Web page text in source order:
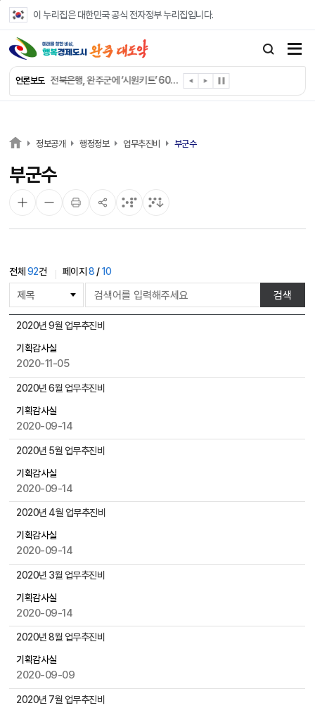
이 누리집은 대한민국 공식 전자정부 누리집입니다.
언론보도
완주 청소년, 삼성 임직원 만나 미래 진로 그린다
전북은행, 완주군에 ‘시원키트’ 60세트 기탁
㈜새눈, 완주군에 성금 1,000만 원 기탁
완주 미래라이온스, 경로당 냉장고 후원
정보공개 행정정보 업무추진비 부군수
부군수
전체 92건 페이지 8 /10
물
색
검색
수
시
목
으
자
파
,
2020년 9월 업무추진비
기획감사실
2020-11-05
2020년 6월 업무추진비
기획감사실
2020-09-14
2020년 5월 업무추진비
기획감사실
2020-09-14
2020년 4월 업무추진비
기획감사실
2020-09-14
2020년 3월 업무추진비
기획감사실
2020-09-14
2020년 8월 업무추진비
기획감사실
2020-09-09
2020년 7월 업무추진비